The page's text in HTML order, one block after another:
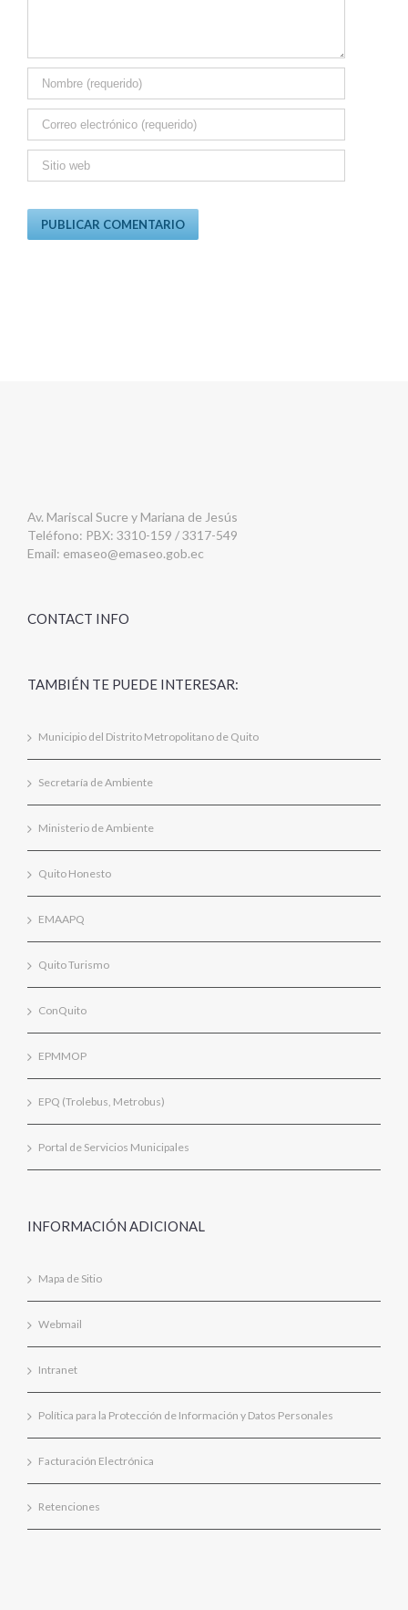
Av. Mariscal Sucre y Mariana de Jesús
Teléfono: PBX: 3310-159 / 3317-549
Email: emaseo@emaseo.gob.ec
CONTACT INFO
TAMBIÉN TE PUEDE INTERESAR:
Municipio del Distrito Metropolitano de Quito
Secretaría de Ambiente
Ministerio de Ambiente
Quito Honesto
EMAAPQ
Quito Turismo
ConQuito
EPMMOP
EPQ (Trolebus, Metrobus)
Portal de Servicios Municipales
INFORMACIÓN ADICIONAL
Mapa de Sitio
Webmail
Intranet
Política para la Protección de Información y Datos Personales
Facturación Electrónica
Retenciones